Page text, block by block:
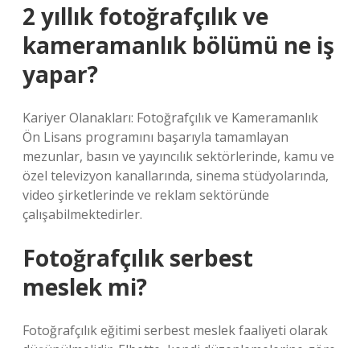
2 yıllık fotoğrafçılık ve
kameramanlık bölümü ne iş
yapar?
Kariyer Olanakları: Fotoğrafçılık ve Kameramanlık
Ön Lisans programını başarıyla tamamlayan
mezunlar, basın ve yayıncılık sektörlerinde, kamu ve
özel televizyon kanallarında, sinema stüdyolarında,
video şirketlerinde ve reklam sektöründe
çalışabilmektedirler.
Fotoğrafçılık serbest
meslek mi?
Fotoğrafçılık eğitimi serbest meslek faaliyeti olarak